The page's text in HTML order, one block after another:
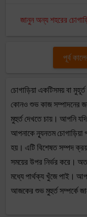
জানুন অন্য শহরের
পূর্ব
চোগাড়িয়া একটিসময় বা
কোনও শুভ কাজ সম্পাদনের
মুহুর্ত দেখতে চায়। আপনি
আপনাকে ন্যূনতম চোগাড়িয়া
হয়। এটি বিশেষত সম্পদ ক্রয়
সময়ের উপর নির্ভর করে।
মধ্যে পার্থক্য খুঁজে পাই।
আজকের শুভ মুহুর্ত সম্পর্কে